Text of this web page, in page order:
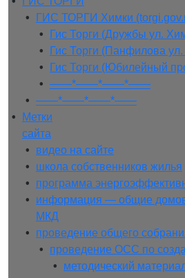
•
ГИС ТОРГИ Химки
•
Гис Торги (Дружбы ул.
•
Гис Торги (Панфилова
•
Гис Торги (Юбилейный
• ——*——*——*——
• ——*——*——*——
•
Метки
сайта
•
видео на сайте
•
школа собственников жилья
•
программа
•
информация — общие
МКД
•
проведение общего
•
проведение ОСС по
•
методический